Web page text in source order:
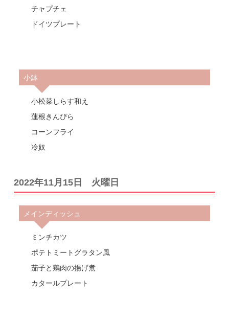
チャプチェ
ドイツプレート
小鉢
小松菜しらす和え
蓮根きんぴら
コーンフライ
冷奴
2022年11月15日 火曜日
メインディッシュ
ミンチカツ
ポテトミートグラタン風
茄子と鶏肉の揚げ煮
カタールプレート